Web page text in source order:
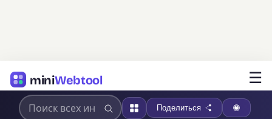
miniWebtool ☰
Поделиться